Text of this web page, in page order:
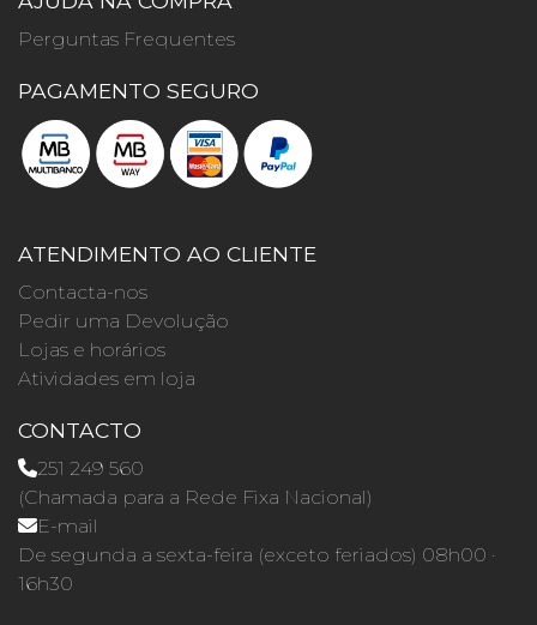
Perguntas Frequentes
PAGAMENTO SEGURO
ATENDIMENTO AO CLIENTE
Contacta-nos
Pedir uma Devolução
Lojas e horários
Atividades em loja
CONTACTO
251 249 560
(Chamada para a Rede Fixa Nacional)
E-mail
De segunda a sexta-feira (exceto feriados) 08h00 ·
16h30